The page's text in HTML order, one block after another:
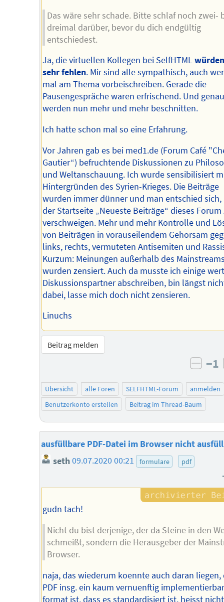
Das wäre sehr schade. Bitte schlaf noch zwei-
dreimal darüber, bevor du dich endgültig
entschiedest.
Ja, die virtuellen Kollegen bei SelfHTML
sehr fehlen. Mir sind alle sympathisch, auch
mal am Thema vorbeischreiben. Gerade die
Pausengespräche waren erfrischend. Und
werden nun mehr und mehr beschnitten.
Ich hatte schon mal so eine Erfahrung.
Vor Jahren gab es bei med1.de (Forum Café
Gautier“) befruchtende Diskussionen zu
und Weltanschauung. Ich wurde sensibilisiert
Hintergründen des Syrien-Krieges. Die Beiträge
wurden immer dünner und man entschied sich,
der Startseite „Neueste Beiträge“ dieses Forum
verschweigen. Mehr und mehr Kontrolle und
von Beiträgen in vorauseilendem Gehorsam
links, rechts, vermuteten Antisemiten und
Kurzum: Meinungen außerhalb des
wurden zensiert. Auch da musste ich einige
Diskussionspartner abschreiben, bin längst
dabei, lasse mich doch nicht zensieren.
Linuchs
Beitrag melden
−1
Übersicht alle Foren SELFHTML-Forum
anmelden
Benutzerkonto erstellen
Beitrag im Thread-Baum
ausfüllbare PDF-Datei im Browser nicht
seth09.07.2020 00:21 formulare pdf
gudn tach!
Nicht du bist derjenige, der da Steine in den
schmeißt, sondern die Herausgeber der
Browser.
naja, das wiederum koennte auch daran liegen,
PDF insg. ein kaum vernuenftig
format ist. dass es standardisiert ist, heisst